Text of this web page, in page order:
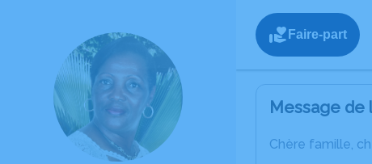
Faire-part
Message de
Chère famille,